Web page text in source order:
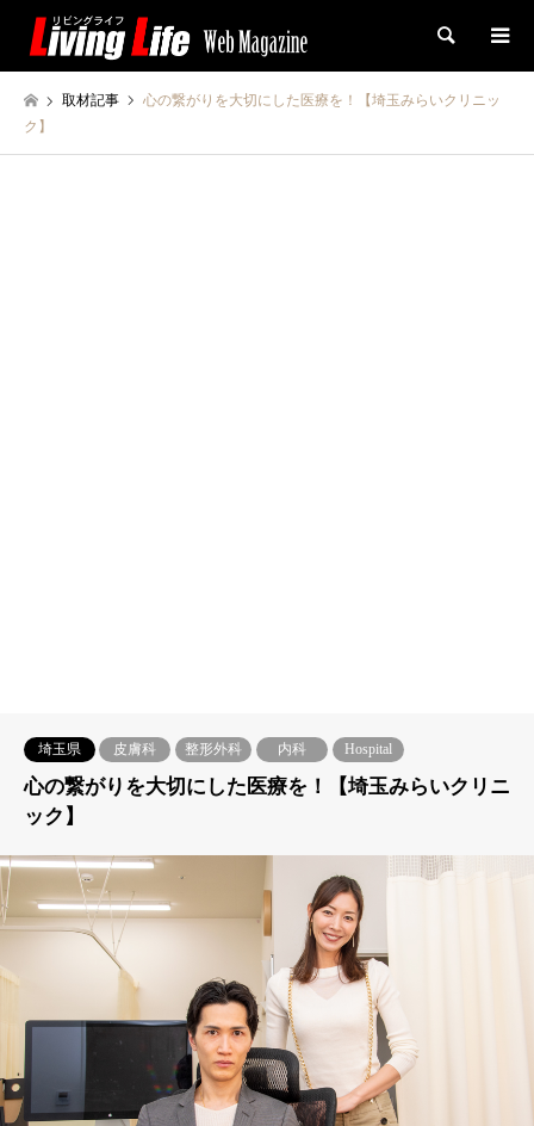
検索
取材記事
心の繋がりを大切にした医療を！【埼玉みらいクリニッ
ク】
埼玉県 皮膚科 整形外科 内科 Hospital
心の繋がりを大切にした医療を！【埼玉みらいクリニ
ック】